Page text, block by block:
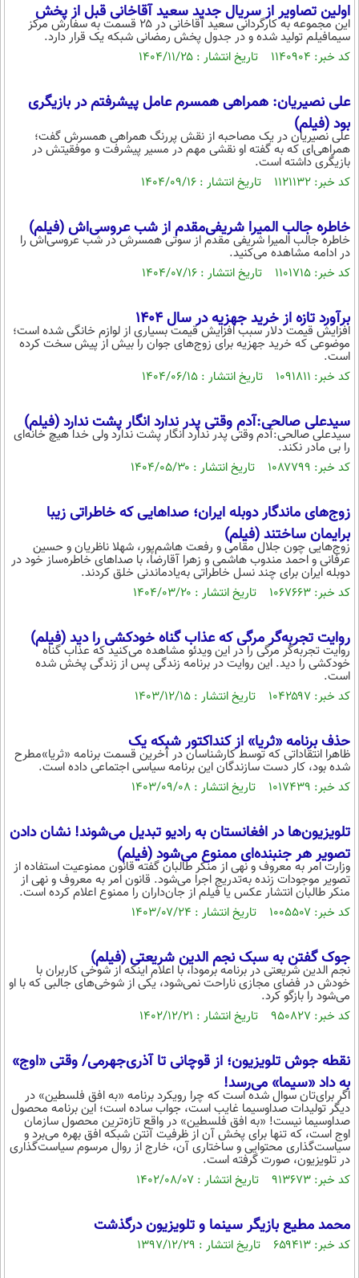
فناوری
گوناگون
محیط زیست
سلامت
اجتماعی
روانشناسی
آشپزی
اولین تصاویر از سریال جدید سعید آقاخانی قبل از پخش
این مجموعه به کارگردانی سعید آقاخانی در ۲۵ قسمت به سفارش مرکز
سیمافیلم تولید شده و در جدول پخش رمضانی شبکه یک قرار دارد.
کد خبر: ۱۱۴۰۹۰۴ تاریخ انتشار : ۱۴۰۴/۱۱/۲۵
علی نصیریان: همراهی همسرم عامل پیشرفتم در بازیگری
بود (فیلم)
علی نصیریان در یک مصاحبه از نقش پررنگ همراهی همسرش گفت؛
همراهی‌ای که به گفته او نقشی مهم در مسیر پیشرفت و موفقیتش در
بازیگری داشته است.
کد خبر: ۱۱۲۱۱۳۲ تاریخ انتشار : ۱۴۰۴/۰۹/۱۶
خاطره جالب المیرا شریفی‌مقدم از شب عروسی‌اش (فیلم)
خاطره جالب المیرا شریفی مقدم از سوتی همسرش در شب عروسی‌اش را
در ادامه مشاهده می‌کنید.
کد خبر: ۱۱۰۱۷۱۵ تاریخ انتشار : ۱۴۰۴/۰۷/۱۶
برآورد تازه از خرید جهزیه در سال 1404
افزایش قیمت دلار سبب افزایش قیمت بسیاری از لوازم خانگی شده است؛
موضوعی که خرید جهزیه برای زوج‌های جوان را بیش از پیش سخت کرده
است.
کد خبر: ۱۰۹۱۸۱۱ تاریخ انتشار : ۱۴۰۴/۰۶/۱۵
سیدعلی صالحی:آدم وقتی پدر ندارد انگار پشت ندارد (فیلم)
سیدعلی صالحی:آدم وقتی پدر ندارد انگار پشت ندارد ولی خدا هیچ خانه‌ای
را بی مادر نکند.
کد خبر: ۱۰۸۷۷۹۹ تاریخ انتشار : ۱۴۰۴/۰۵/۳۰
زوج‌های ماندگار دوبله ایران؛ صدا‌هایی که خاطراتی زیبا
برایمان ساختند (فیلم)
زوج‌هایی چون جلال مقامی و رفعت هاشم‌پور، شهلا ناظریان و حسین
عرفانی و احمد مندوب هاشمی و زهرا آقارضا، با صداهای خاطره‌ساز خود در
دوبله ایران برای چند نسل خاطراتی به‌یادماندنی خلق کردند.
کد خبر: ۱۰۶۷۶۶۳ تاریخ انتشار : ۱۴۰۴/۰۳/۲۰
روایت تجربه‌گر مرگی که عذاب گناه خودکشی را دید (فیلم)
روایت تجربه‌گر مرگی را در این ویدئو مشاهده می‌کنید که عذاب گناه
خودکشی را دید. این روایت در برنامه زندگی پس از زندگی پخش شده
است.
کد خبر: ۱۰۴۲۵۹۷ تاریخ انتشار : ۱۴۰۳/۱۲/۱۵
حذف برنامه «ثریا» از کنداکتور شبکه یک
ظاهرا انتقاداتی که توسط کارشناسان در آخرین قسمت برنامه «ثریا»مطرح
شده بود، کار دست سازندگان این برنامه سیاسی اجتماعی داده است.
کد خبر: ۱۰۱۷۴۳۹ تاریخ انتشار : ۱۴۰۳/۰۹/۰۸
تلویزیون‌ها در افغانستان به رادیو تبدیل می‌شوند! نشان دادن
تصویر هر جنبنده‌ای ممنوع می‌شود (فیلم)
وزارت امر به معروف و نهی از منکر طالبان گفته قانون ممنوعیت استفاده از
تصویر موجودات زنده به‌تدریج اجرا می‌شود. قانون امر به معروف و نهی از
منکر طالبان انتشار عکس‌ یا فیلم از جان‌داران را ممنوع اعلام کرده است.
کد خبر: ۱۰۰۵۵۰۷ تاریخ انتشار : ۱۴۰۳/۰۷/۲۴
جوک گفتن به سبک نجم الدین شریعتی (فیلم)
نجم الدین شریعتی در برنامه برمودا، با اعلام اینکه از شوخی کاربران با
خودش در فضای مجازی ناراحت نمی‌شود، یکی از شوخی‌های جالبی که با او
می‌شود را بازگو کرد.
کد خبر: ۹۵۰۸۲۷ تاریخ انتشار : ۱۴۰۲/۱۲/۲۱
نقطه جوش تلویزیون؛ از قوچانی تا آذری‌جهرمی/ وقتی «اوج»
به داد «سیما» می‌رسد!
اگر برای‌تان سوال شده است که چرا رویکرد برنامه «به افق فلسطین» در
دیگر تولیدات صداوسیما غایب است، جواب ساده است؛ این برنامه محصول
صداوسیما نیست! «به افق فلسطین» در واقع تازه‌ترین محصول سازمان
اوج است، که تنها برای پخش آن از ظرفیت آنتن شبکه افق بهره می‌برد و
سیاست‌گذاری محتوایی و ساختاری آن، خارج از روال مرسوم سیاست‌گذاری
در تلویزیون، صورت گرفته است.
کد خبر: ۹۱۳۶۷۳ تاریخ انتشار : ۱۴۰۲/۰۸/۰۷
محمد مطیع بازیگر سینما و تلویزیون درگذشت
کد خبر: ۶۵۹۴۱۳ تاریخ انتشار : ۱۳۹۷/۱۲/۲۹